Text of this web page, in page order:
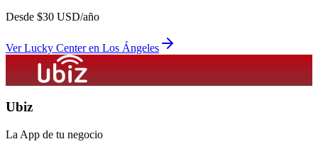
Desde $30 USD/año
VerLucky Centeren Los Ángeles
Ubiz
La App de tu negocio